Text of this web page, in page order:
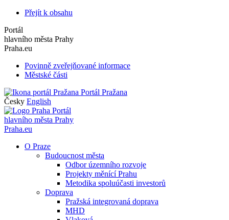
Přejít k obsahu
Portál
hlavního města Prahy
Praha.eu
Povinně zveřejňované informace
Městské části
Portál Pražana
Česky English
Portál
hlavního města Prahy
Praha.eu
O Praze
Budoucnost města
Odbor územního rozvoje
Projekty měnící Prahu
Metodika spoluúčasti investorů
Doprava
Pražská integrovaná doprava
MHD